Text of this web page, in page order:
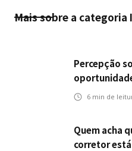
Mais sobre a categoria
Percepção
seguros
6 min de
Quem acha
corretor